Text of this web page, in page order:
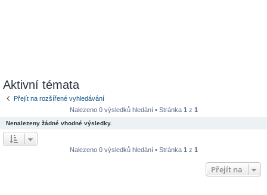
Aktivní témata
Přejít na rozšířené vyhledávání
Nalezeno 0 výsledků hledání • Stránka 1 z 1
Nenalezeny žádné vhodné výsledky.
Nalezeno 0 výsledků hledání • Stránka 1 z 1
Přejít na